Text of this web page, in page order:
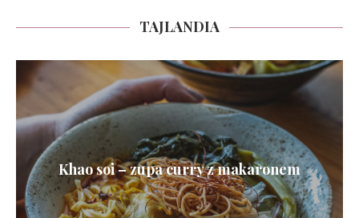
TAJLANDIA
Khao soi – zupa curry z makaronem